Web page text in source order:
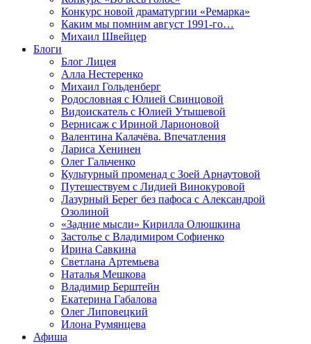
Конкурс новой драматургии «Ремарка»
Каким мы помним август 1991-го…
Михаил Швейцер
Блоги
Блог Лицея
Алла Нестеренко
Михаил Гольденберг
Родословная с Юлией Свинцовой
Видоискатель с Юлией Утышевой
Вернисаж с Ириной Ларионовой
Валентина Калачёва. Впечатления
Лариса Хенинен
Олег Гальченко
Культурный променад с Зоей Арнаутовой
Путешествуем с Лидией Винокуровой
Лазурный Берег без пафоса с Александрой
Озолиной
«Задние мысли» Кирилла Олюшкина
Застолье с Владимиром Софиенко
Ирина Савкина
Светлана Артемьева
Наталья Мешкова
Владимир Берштейн
Екатерина Габалова
Олег Липовецкий
Илона Румянцева
Афиша